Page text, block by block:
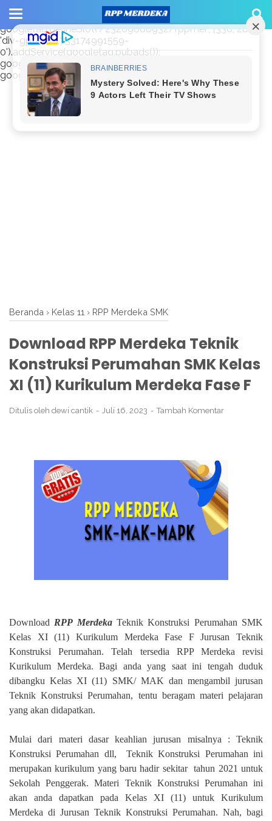
window.googletag = window.googletag || {cmd: []};
googletag.cmd.push(function() {
googletag.defineSlot('/23209888932/rppmer', [336, 280],
'div-gpt-ad-1733174991559-
0').addService(googletag.pubads());
googletag.pubads().enableSingleRequest();
googletag.enableServices(); });
Beranda › Kelas 11 › RPP Merdeka SMK
Download RPP Merdeka Teknik
Konstruksi Perumahan SMK Kelas
XI (11) Kurikulum Merdeka Fase F
Ditulis oleh dewi cantik Juli 16, 2023 Tambah Komentar
DownloadRPP MerdekaTeknik Konstruksi Perumahan SMK
Kelas XI (11) Kurikulum Merdeka Fase F Jurusan Teknik
Konstruksi Perumahan. Telah tersedia RPP Merdeka revisi
Kurikulum Merdeka. Bagi anda yang saat ini tengah duduk
dibangku Kelas XI (11) SMK/ MAK dan mengambil jurusan
Teknik Konstruksi Perumahan, tentu beragam materi pelajaran
yang akan didapatkan.
Mulai dari materi dasar keahlian jurusan misalnya : Teknik
Konstruksi Perumahan dll,
Teknik Konstruksi Perumahan ini
merupakan kurikulum yang baru hadir sekitar
tahun 2021 untuk
Sekolah Penggerak. Materi Teknik Konstruksi Perumahan ini
akan anda dapatkan pada Kelas XI (11) untuk Kurikulum
Merdeka di Jurusan Teknik Konstruksi Perumahan. Nah, bagi